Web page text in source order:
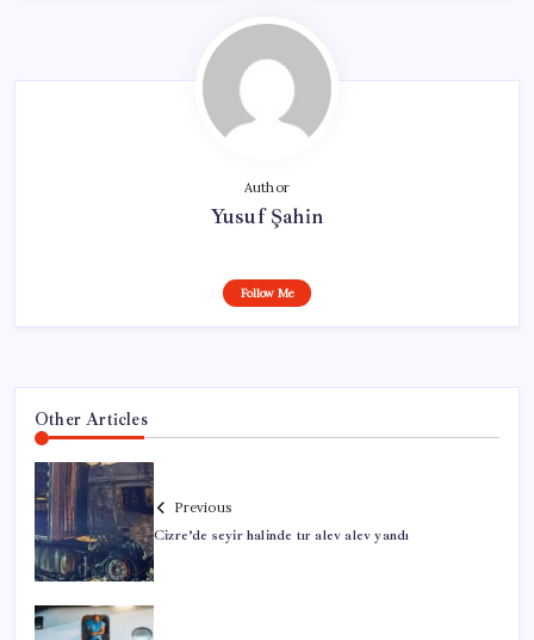
Author
Yusuf Şahin
Follow Me
Other Articles
Previous
Cizre’de seyir halinde tır alev alev yandı